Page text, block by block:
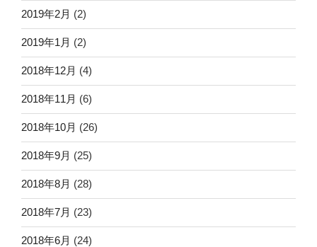
2019年2月 (2)
2019年1月 (2)
2018年12月 (4)
2018年11月 (6)
2018年10月 (26)
2018年9月 (25)
2018年8月 (28)
2018年7月 (23)
2018年6月 (24)